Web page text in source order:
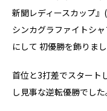
新聞レディースカップ』
シンカグラファイトシ
にして 初優勝を飾りまし
首位と3打差でスタート
し見事な逆転優勝でした